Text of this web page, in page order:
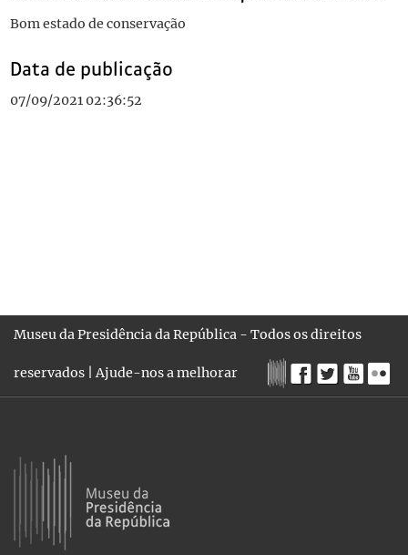
Bom estado de conservação
Data de publicação
07/09/2021 02:36:52
Museu da Presidência da República - Todos os direitos
reservados |Ajude-nos a melhorar